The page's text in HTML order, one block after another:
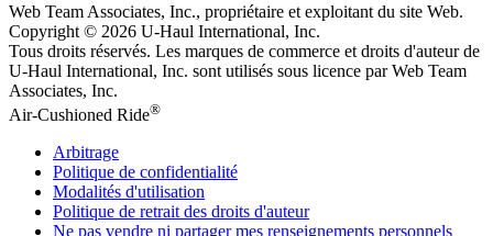
Web Team Associates, Inc., propriétaire et exploitant du site Web.
Copyright © 2026 U-Haul International, Inc.
Tous droits réservés. Les marques de commerce et droits d'auteur de
U-Haul International, Inc. sont utilisés sous licence par Web Team
Associates, Inc.
Air-Cushioned Ride®
Arbitrage
Politique de confidentialité
Modalités d'utilisation
Politique de retrait des droits d'auteur
Ne pas vendre ni partager mes renseignements personnels